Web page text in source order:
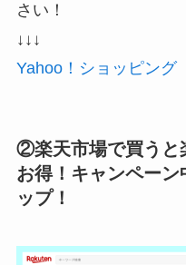
さい！
↓↓↓
Yahoo！ショッピング
②楽天市場で買うと
お得！キャンペー
ップ！